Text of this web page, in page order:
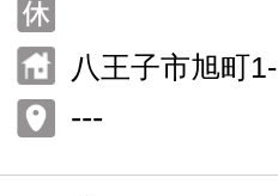
八王子市旭町
---